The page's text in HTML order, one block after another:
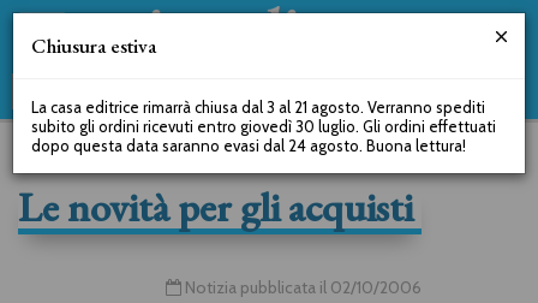
Le novità per gli acquisti
Notizia pubblicata il 02/10/2006
Chiusura estiva
La casa editrice rimarrà chiusa dal 3 al 21 agosto. Verranno spediti
subito gli ordini ricevuti entro giovedì 30 luglio. Gli ordini effettuati
dopo questa data saranno evasi dal 24 agosto. Buona lettura!